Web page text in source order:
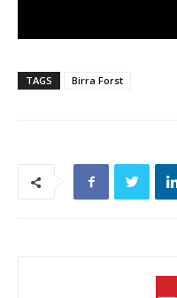
TAGS Birra Forst